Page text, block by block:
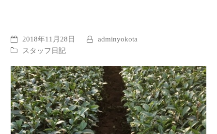
2018年11月28日
adminyokota
スタッフ日記